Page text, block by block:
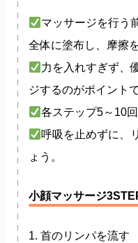
マッサージを行う
全体に塗布し、摩擦
力を入れすぎず、
ジするのがポイントで
各ステップ5～10
呼吸を止めずに、
ょう。
小顔マッサージ
1. 首のリンパを流す